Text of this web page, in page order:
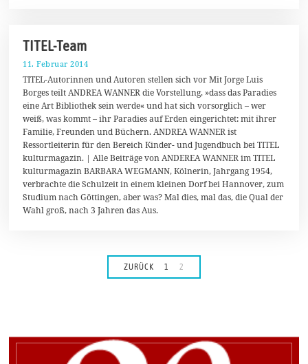
TITEL-Team
11. Februar 2014
A
p
r
i
2
0
2
5
TITEL-Autorinnen und Autoren stellen sich vor Mit Jorge Luis
Borges teilt ANDREA WANNER die Vorstellung, »dass das Paradies
eine Art Bibliothek sein werde« und hat sich vorsorglich – wer
weiß, was kommt – ihr Paradies auf Erden eingerichtet: mit ihrer
Familie, Freunden und Büchern. ANDREA WANNER ist
Ressortleiterin für den Bereich Kinder- und Jugendbuch bei TITEL
kulturmagazin. | Alle Beiträge von ANDEREA WANNER im TITEL
kulturmagazin BARBARA WEGMANN, Kölnerin, Jahrgang 1954,
verbrachte die Schulzeit in einem kleinen Dorf bei Hannover, zum
Studium nach Göttingen, aber was? Mal dies, mal das, die Qual der
Wahl groß, nach 3 Jahren das Aus.
ZURÜCK 1 2